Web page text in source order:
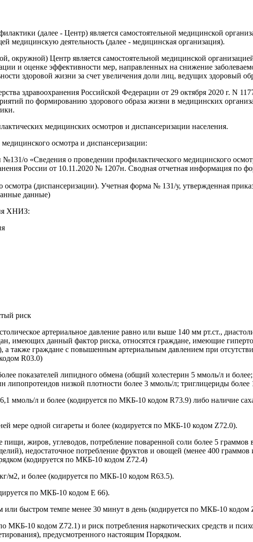
(далее - Центр) является самостоятельной медицинской
медицинскую деятельность (далее - медицинская организация).
окружной) Центр является самостоятельной медицинской
и оценке эффективности мер, направленных на снижение
здоровой жизни за счет увеличения доли лиц, ведущих здоровый
здравоохранения Российской Федерации от 29 октября 2020 г. N
по формированию здорового образа жизни в медицинских
медицинских осмотров и диспансеризации населения.
осмотра и диспансеризации:
№131/о «Сведения о проведении профилактического медицинского
России от 10.11.2020 № 1207н. Сводная отчетная информация по
осмотра (диспансеризации). Учетная форма № 131/у, утвержденная
данные)
ХНИЗ:
риск
артериальное давление равно или выше 140 мм рт.ст.,
имеющих данный фактор риска, относятся граждане, имеющие
также граждане с повышенным артериальным давлением при
R03.0)
показателей липидного обмена (общий холестерин 5 ммоль/л и
липопротеидов низкой плотности более 3 ммоль/л; триглицериды
ммоль/л и более (кодируется по МКБ-10 кодом R73.9) либо наличие
мере одной сигареты и более (кодируется по МКБ-10 кодом Z72.0).
жиров, углеводов, потребление поваренной соли более 5
недостаточное потребление фруктов и овощей (менее 400
(кодируется по МКБ-10 кодом Z72.4)
м2, и более (кодируется по МКБ-10 кодом R63.5).
по МКБ-10 кодом Е 66).
или быстром темпе менее 30 минут в день (кодируется по МКБ-10 кодом
МКБ-10 кодом Z72.1) и риск потребления наркотических средств и
предусмотренного настоящим Порядком.